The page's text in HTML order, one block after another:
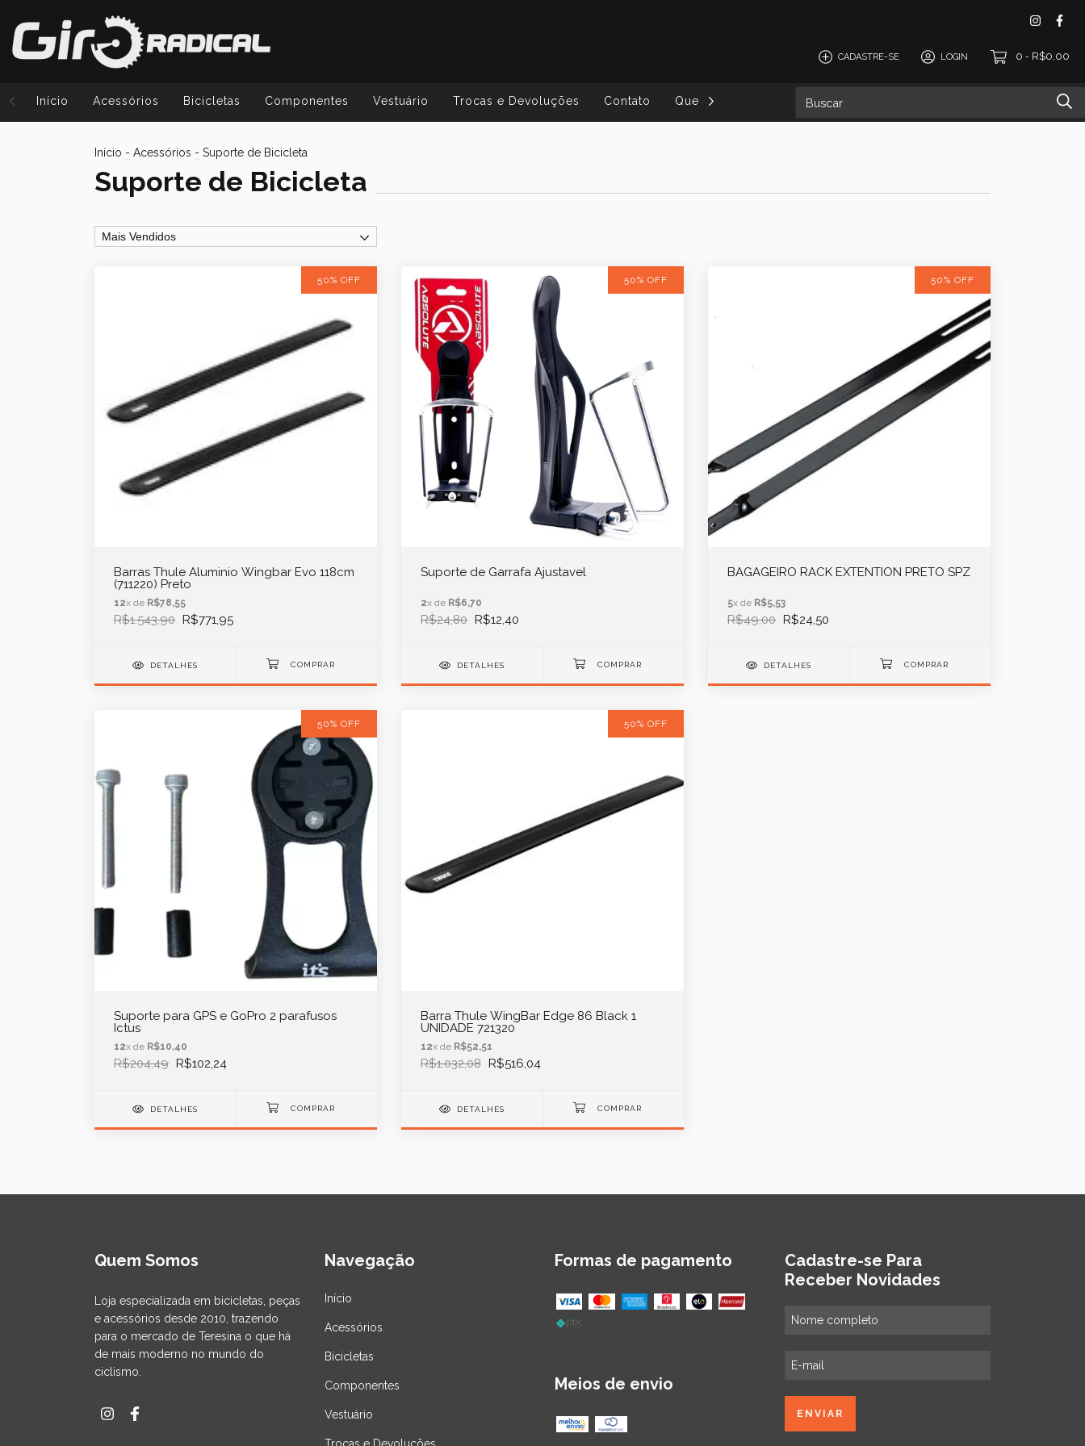
CADASTRE-SE LOGIN 0 - R$0,00
Início Acessórios Bicicletas Componentes Vestuário Trocas e Devoluções Contato Quem Somos
Início - Acessórios - Suporte de Bicicleta
Suporte de Bicicleta
50% OFF
Barras Thule Aluminio Wingbar Evo 118cm
(711220) Preto
12x de R$78,55
R$1.543,90 R$771,95
DETALHES
50% OFF
Suporte de Garrafa Ajustavel
2x de R$6,70
R$24,80 R$12,40
DETALHES
50% OFF
BAGAGEIRO RACK EXTENTION PRETO SPZ
5x de R$5,53
R$49,00 R$24,50
DETALHES
50% OFF
Suporte para GPS e GoPro 2 parafusos
Ictus
12x de R$10,40
R$204,49 R$102,24
DETALHES
50% OFF
Barra Thule WingBar Edge 86 Black 1
UNIDADE 721320
12x de R$52,51
R$1.032,08 R$516,04
DETALHES
Quem Somos
Loja especializada em bicicletas, peças
e acessórios desde 2010, trazendo
para o mercado de Teresina o que há
de mais moderno no mundo do
ciclismo.
Navegação
Início
Acessórios
Bicicletas
Componentes
Vestuário
Trocas e Devoluções
Formas de pagamento
Meios de envio
Cadastre-se Para
Receber Novidades